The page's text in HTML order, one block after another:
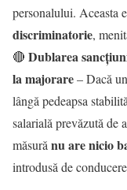
personalului. Aceasta
discriminatorie,
🔴 Dublarea
la majorare– Dacă
lângă pedeapsa
salarială prevăzută
măsură nu are nicio
introdusă de